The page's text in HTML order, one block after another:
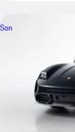
Son